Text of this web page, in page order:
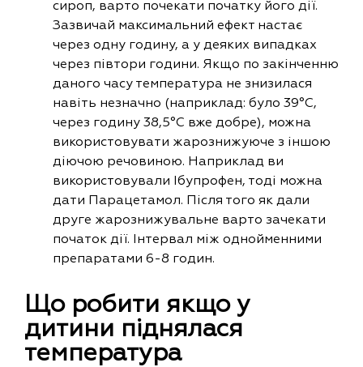
сироп, варто почекати початку його дії.
Зазвичай максимальний ефект настає
через одну годину, а у деяких випадках
через півтори години. Якщо по закінченню
даного часу температура не знизилася
навіть незначно (наприклад: було 39°C,
через годину 38,5°C вже добре), можна
використовувати жарознижуюче з іншою
діючою речовиною. Наприклад ви
використовували Ібупрофен, тоді можна
дати Парацетамол. Після того як дали
друге жарознижувальне варто зачекати
початок дії. Інтервал між однойменними
препаратами 6-8 годин.
Що робити якщо у
дитини піднялася
температура